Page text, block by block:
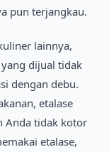
pun terjangkau.
lainnya,
dijual tidak
dengan debu.
etalase
Anda tidak kotor
etalase,